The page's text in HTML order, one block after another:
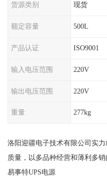
货源类别 现货
额定容量 500L
产品认证 ISO9001
输入电压范围 220V
输出电压范围 220V
重量 277kg
洛阳迎疆电子技术有限公司实
质量，以多品种经营和薄利多
易事特UPS电源